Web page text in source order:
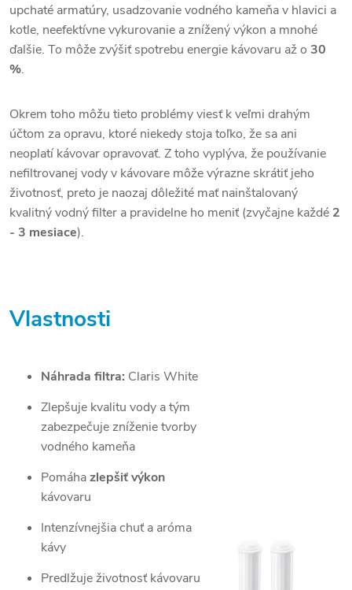
upchaté armatúry, usadzovanie vodného kameňa v hlavici a
kotle, neefektívne vykurovanie a znížený výkon a mnohé
ďalšie. To môže zvýšiť spotrebu energie kávovaru až o 30
%.
Okrem toho môžu tieto problémy viesť k veľmi drahým
účtom za opravu, ktoré niekedy stoja toľko, že sa ani
neoplatí kávovar opravovať. Z toho vyplýva, že používanie
nefiltrovanej vody v kávovare môže výrazne skrátiť jeho
životnosť, preto je naozaj dôležité mať nainštalovaný
kvalitný vodný filter a pravidelne ho meniť (zvyčajne každé 2
- 3 mesiace).
Vlastnosti
Náhrada filtra: Claris White
Zlepšuje kvalitu vody a tým
zabezpečuje zníženie tvorby
vodného kameňa
Pomáhazlepšiť výkon
kávovaru
Intenzívnejšia chuť a aróma
kávy
Predlžuje životnosť kávovaru